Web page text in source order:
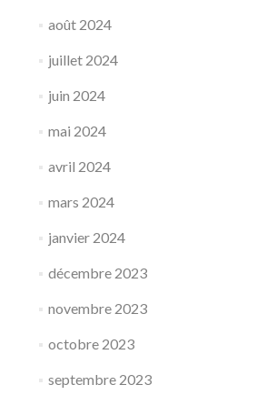
août 2024
juillet 2024
juin 2024
mai 2024
avril 2024
mars 2024
janvier 2024
décembre 2023
novembre 2023
octobre 2023
septembre 2023